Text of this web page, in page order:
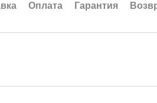
Оплата Гарантия